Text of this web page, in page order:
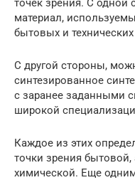
точек зрения. С одной
материал,
бытовых и
С другой стороны,
синтезированное
с заранее заданными
широкой
Каждое из этих
точки зрения
химической. Еще